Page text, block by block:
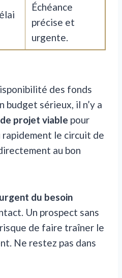
Échéance
précise et
urgente.
des fonds
budget sérieux, il n’y a
projet viable pour
le circuit de
au bon
du besoin
Un prospect sans
de faire traîner le
Ne restez pas dans